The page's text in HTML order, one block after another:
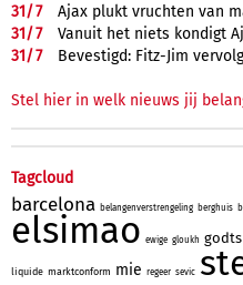
31/7
Ajax plukt vruchten van
31/7
Vanuit het niets kondigt
31/7 Bevestigd: Fitz-Jim
Stel hier in welk nieuws jij
Tagcloud
barcelona belangenverstrengeling berghuis
elsimao ewige gloukh godts
liquide marktconform mie regeer sevic